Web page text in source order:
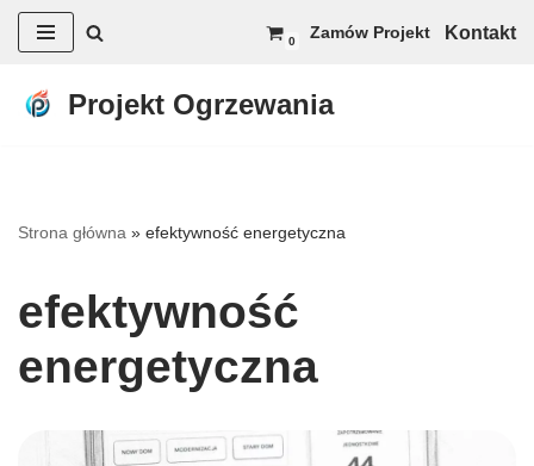
do
0 Zamów Projekt Kontakt
Projekt Ogrzewania
Strona główna » efektywność energetyczna
efektywność
energetyczna